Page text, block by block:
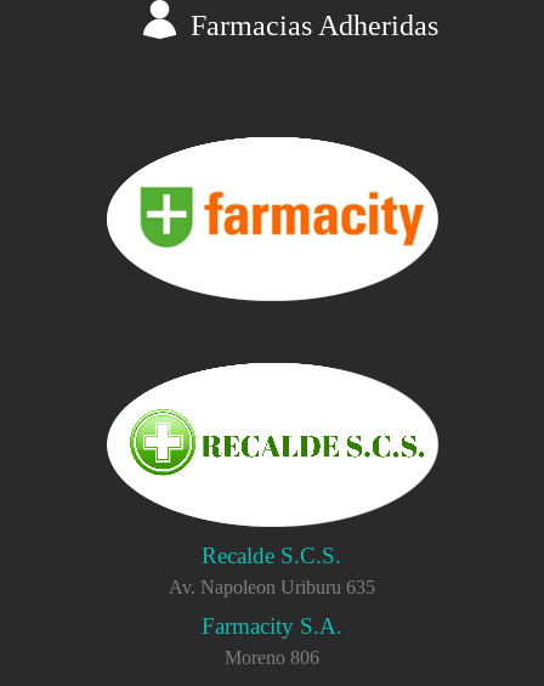
Farmacias Adheridas
Recalde S.C.S.
Av. Napoleon Uriburu 635
Farmacity S.A.
Moreno 806